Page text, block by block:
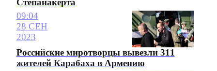
09:04
28 СЕН
2023
Российские миротворцы вывезли 311
жителей Карабаха в Армению